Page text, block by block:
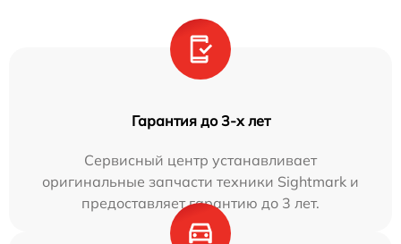
Гарантия до 3-х лет
Сервисный центр устанавливает
оригинальные запчасти техники Sightmark и
предоставляет гарантию до 3 лет.